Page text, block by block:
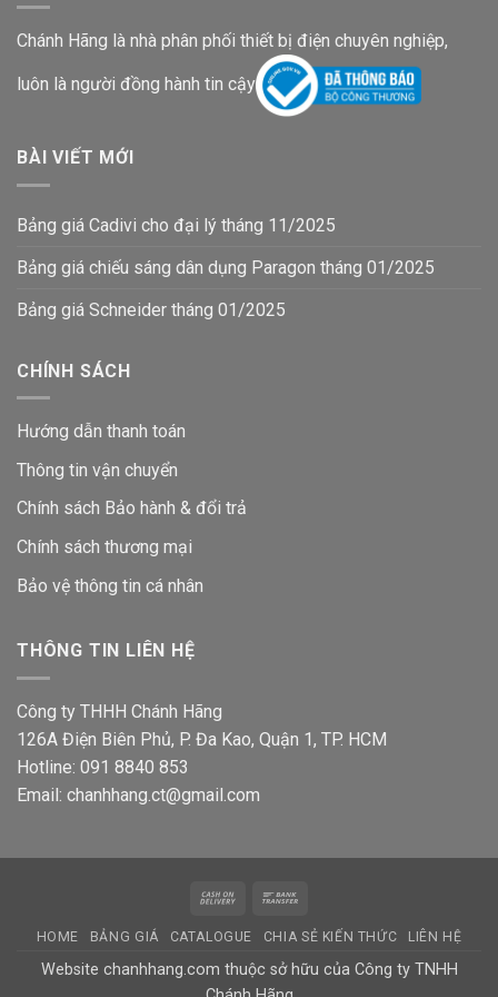
Chánh Hãng là nhà phân phối thiết bị điện chuyên nghiệp,
luôn là người đồng hành tin cậy
BÀI VIẾT MỚI
Bảng giá Cadivi cho đại lý tháng 11/2025
Bảng giá chiếu sáng dân dụng Paragon tháng 01/2025
Bảng giá Schneider tháng 01/2025
CHÍNH SÁCH
Hướng dẫn thanh toán
Thông tin vận chuyển
Chính sách Bảo hành & đổi trả
Chính sách thương mại
Bảo vệ thông tin cá nhân
THÔNG TIN LIÊN HỆ
Công ty THHH Chánh Hãng
126A Điện Biên Phủ, P. Đa Kao, Quận 1, TP. HCM
Hotline: 091 8840 853
Email: chanhhang.ct@gmail.com
Cash
Delivery
HOME BẢNG GIÁ CATALOGUE CHIA SẺ KIẾN THỨC LIÊN HỆ
Website chanhhang.com thuộc sở hữu của Công ty TNHH